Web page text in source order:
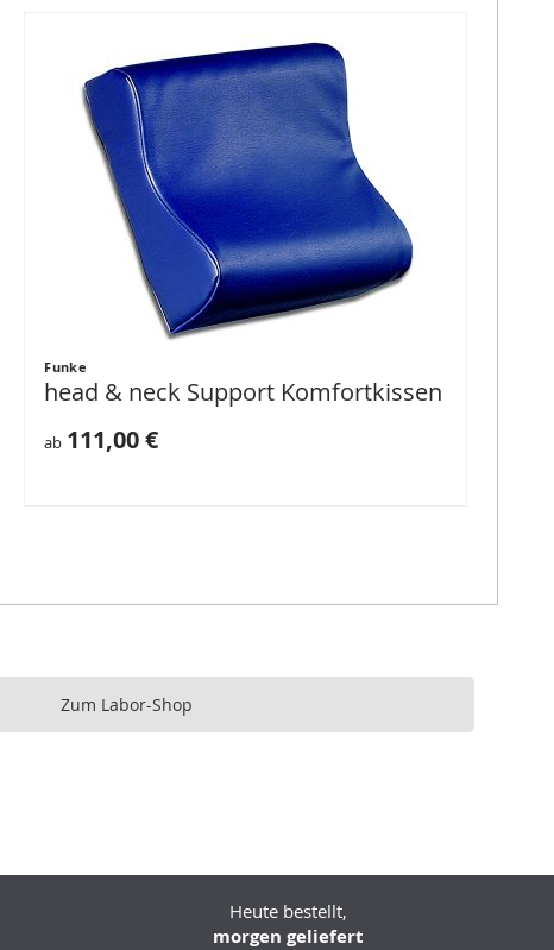
Funke
head & neck Support Komfortkissen
ab 111,00 €
Zum Labor-Shop
Heute bestellt,
morgen geliefert